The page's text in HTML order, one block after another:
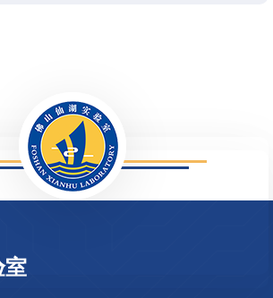
室